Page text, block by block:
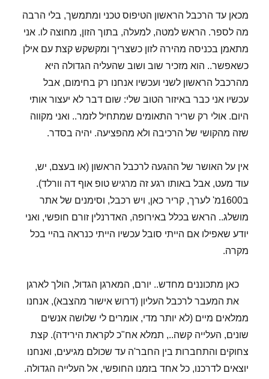
מכאן עד הרכבל הראשון הטיפוס טכני ומתמשך, בלי הרבה
מה לספר. הראש למטה, למעלה, בתוך הזון, מחוצה לו. אני
מתאמן בכניסה מהירה לזון כשצריך ומקשקש קצת עם אילן
כשאפשר.. הוא מזכיר שוב ושוב שהעליה הגדולה היא
מהרכבל הראשון לשני ועכשיו אנחנו רק בחימום, אבל
עכשיו אני כבר באיזור הטוב שלי: שום דבר לא יעצור אותי
היום. אולי רק שריר התאומים שמתחיל לזמר.. ואני מקווה
שזה מהקושי של הרכיבה ולא מהפציעה. יהיה בסדר.
אין על האושר של ההגעה לרכבל הראשון (או בעצם, יש,
עוד מעט, אבל באותו רגע זה מרגיש טופ אוף דה וורלד).
ב1600מ' לערך, קריר כאן, ויש רכבל, וסימנים של אתר
מושלג.. הראש בכלל באירופה, האדרנלין זורם חופשי, ואני
יודע שאפילו אם הייתי סובל עכשיו הייתי כנראה בהיי בכל
מקרה.
כאן מתכוננים מחדש.. יורם, המארגן הגדול, הולך לארגן
את המעבר לרכבל העליון (דרוש אישור מהצבא), אנחנו
ממלאים מיים (לא יותר מדי, אומרים לי שלושה אנשים
שונים, העלייה קשה.., תמלא אח"כ לקראת הירידה). קצת
צחוקים והתחברות בין החבר'ה עד שכולם מגיעים, ואנחנו
יוצאים לדרכנו, כל אחד בזמנו החופשי, אל העלייה הגדולה.